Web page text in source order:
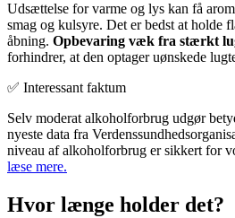
Udsættelse for varme og lys kan få
smag og kulsyre. Det er bedst at holde
åbning. Opbevaring væk fra stærkt
forhindrer, at den optager uønskede
✅ Interessant faktum
Selv moderat alkoholforbrug udgør
nyeste data fra
niveau af alkoholforbrug er sikkert for
læse mere.
Hvor længe holder det?